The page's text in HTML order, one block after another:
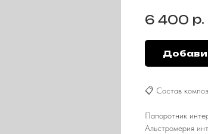
6 400 р.
📋 Состав
Папоротник
Альстромерия